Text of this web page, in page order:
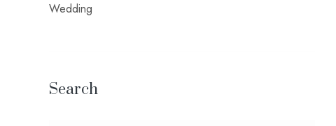
Wedding
Search